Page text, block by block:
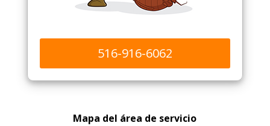
516-916-6062
Mapa del área de servicio